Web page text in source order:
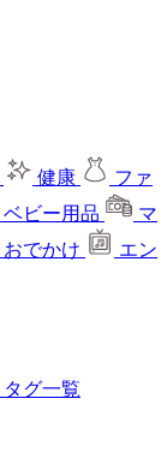
健康
ファ
ベビー用品
マ
おでかけ
エン
タグ一覧